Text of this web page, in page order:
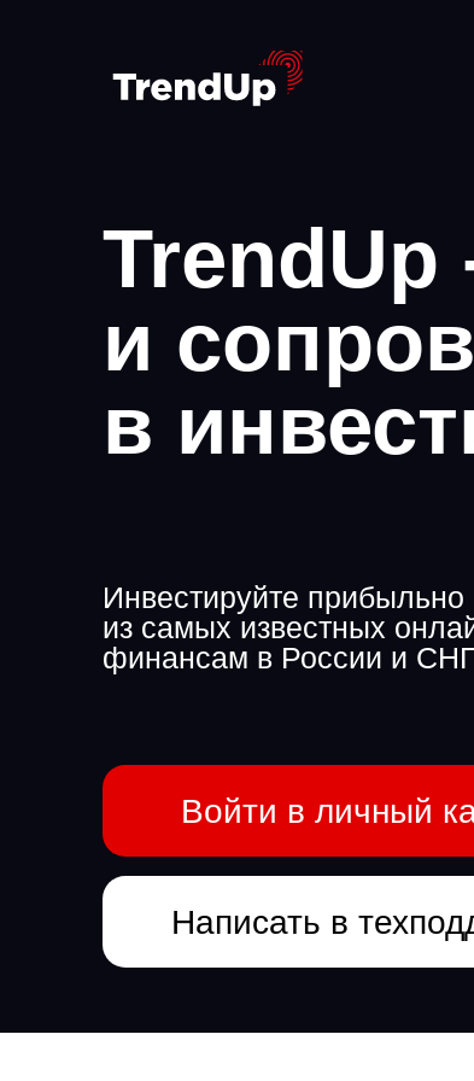
TrendUp
и
в
Инвестируйте прибыльно
из самых известных
финансам в России и СНГ
Войти в личный
Написать в